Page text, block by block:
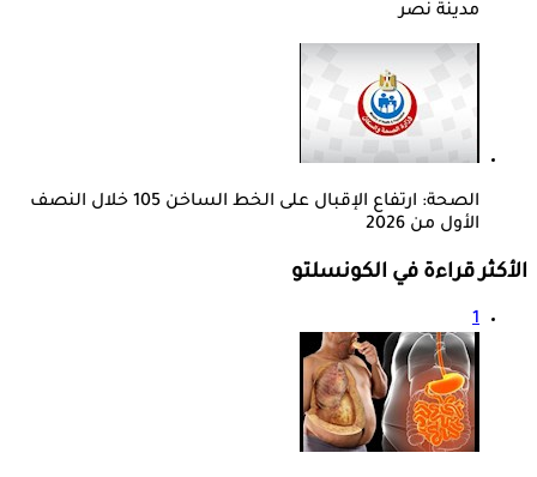
مدينة نصر
الصحة: ارتفاع الإقبال على الخط الساخن 105 خلال النصف
الأول من 2026
الأكثر قراءة في الكونسلتو
1